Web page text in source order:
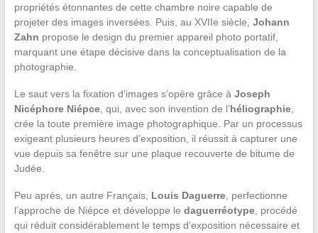
propriétés étonnantes de cette chambre noire capable de
projeter des images inversées. Puis, au XVIIe siècle, Johann
Zahn propose le design du premier appareil photo portatif,
marquant une étape décisive dans la conceptualisation de la
photographie.
Le saut vers la fixation d’images s’opère grâce à Joseph
Nicéphore Niépce, qui, avec son invention de l’héliographie,
crée la toute première image photographique. Par un processus
exigeant plusieurs heures d’exposition, il réussit à capturer une
vue depuis sa fenêtre sur une plaque recouverte de bitume de
Judée.
Peu après, un autre Français, Louis Daguerre, perfectionne
l’approche de Niépce et développe le daguerréotype, procédé
qui réduit considérablement le temps d’exposition nécessaire et